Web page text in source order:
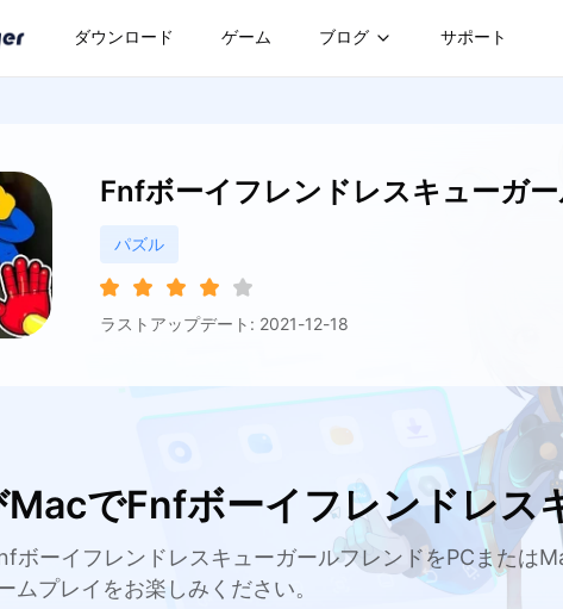
ダウンロード ゲーム ブログ サポート
Fnfボーイフレンドレスキューガ
パズル
ラストアップデート: 2021-12-18
でFnfボーイフレンドレス
ボーイフレンドレスキューガールフレンドをPCまたは
ムプレイをお楽しみください。